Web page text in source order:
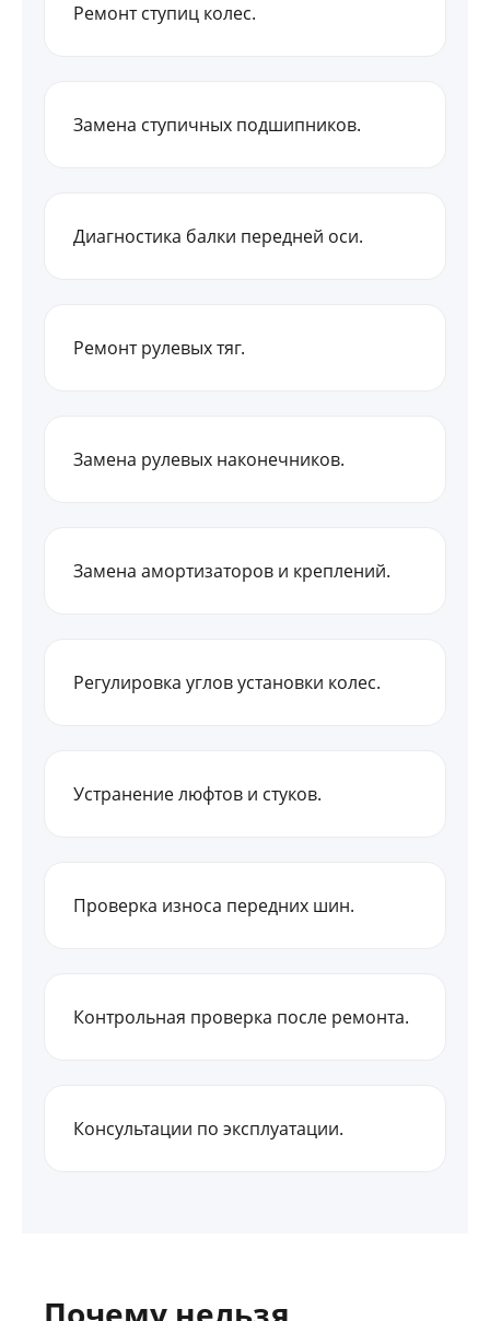
Ремонт ступиц колес.
Замена ступичных подшипников.
Диагностика балки передней оси.
Ремонт рулевых тяг.
Замена рулевых наконечников.
Замена амортизаторов и креплений.
Регулировка углов установки колес.
Устранение люфтов и стуков.
Проверка износа передних шин.
Контрольная проверка после ремонта.
Консультации по эксплуатации.